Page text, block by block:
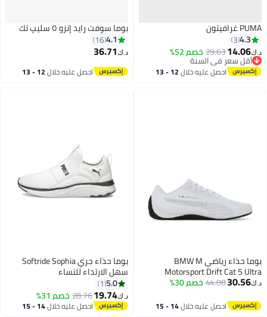
PUMA غرافيتون
4.3
3
د.ك‏14.06
29.63خصم 52%
أقل سعر في السنة
بتخلّص بسرعة
أقل سعر في السنة
احصل عليه خلال 12 - 13
بوما سوفت رايد إنزو ٥ سليپ تك
4.1
16
د.ك‏36.71
احصل عليه خلال 12 - 13
بوما حذاء رياضي BMW M
Motorsport Drift Cat 5 Ultra
د.ك‏30.56
44.08خصم 30%
احصل عليه خلال 14 - 15
بوما حذاء جري Softride Sophia
سهل الارتداء للنساء
5.0
1
د.ك‏19.74
28.76خصم 31%
احصل عليه خلال 14 - 15